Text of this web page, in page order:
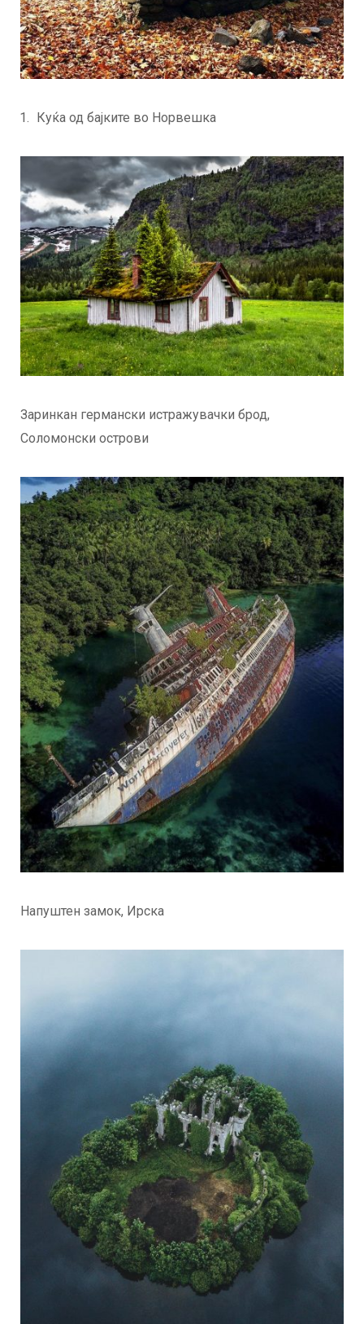
Куќа од бајките во Норвешка
Заринкан германски истражувачки брод,
Соломонски острови
Напуштен замок, Ирска